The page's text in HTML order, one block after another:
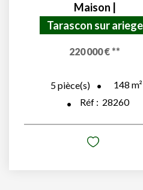
Maison
Tarascon sur ariege
220 000 € **
5pièce(s) 148 m²
Réf : 28260